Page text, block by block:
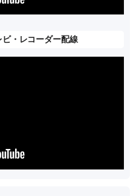
ビ・レコーダー配線